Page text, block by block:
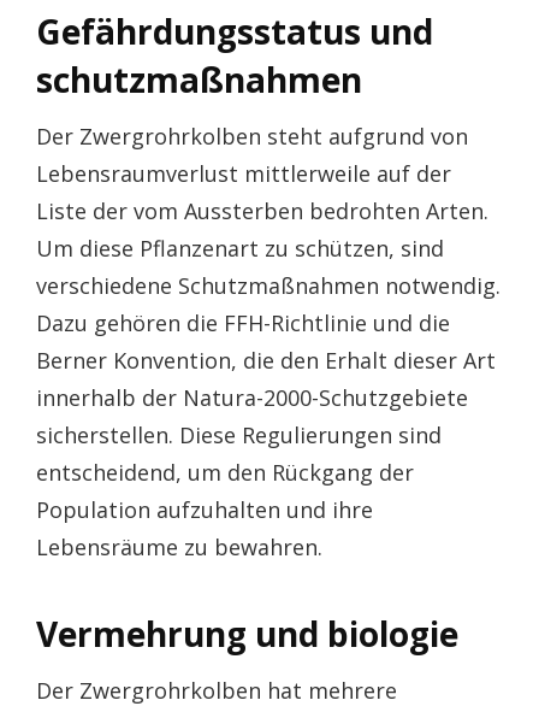
Gefährdungsstatus und
schutzmaßnahmen
Der Zwergrohrkolben steht aufgrund von
Lebensraumverlust mittlerweile auf der
Liste der vom Aussterben bedrohten Arten.
Um diese Pflanzenart zu schützen, sind
verschiedene Schutzmaßnahmen notwendig.
Dazu gehören die FFH-Richtlinie und die
Berner Konvention, die den Erhalt dieser Art
innerhalb der Natura-2000-Schutzgebiete
sicherstellen. Diese Regulierungen sind
entscheidend, um den Rückgang der
Population aufzuhalten und ihre
Lebensräume zu bewahren.
Vermehrung und biologie
Der Zwergrohrkolben hat mehrere